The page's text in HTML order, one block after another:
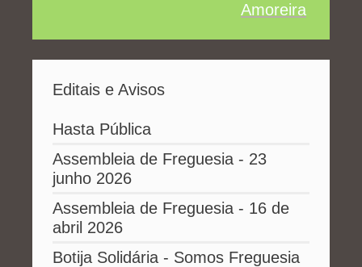
Amoreira
Editais e Avisos
Hasta Pública
Assembleia de Freguesia - 23
junho 2026
Assembleia de Freguesia - 16 de
abril 2026
Botija Solidária - Somos Freguesia